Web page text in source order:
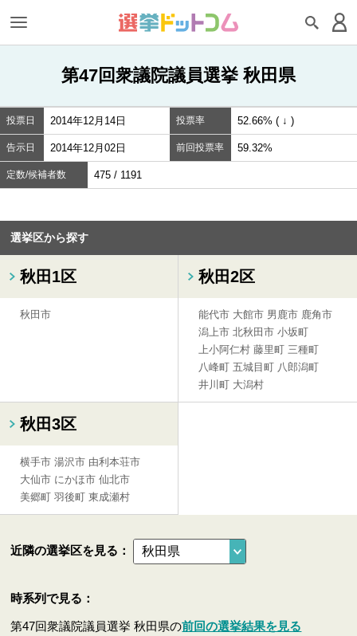
第47回衆議院議員選挙 秋田県
投票日 2014年12月14日 投票率 52.66% ( ↓ )
告示日 2014年12月02日 前回投票率 59.32%
定数/候補者数 475 / 1191
選挙区から探す
秋田1区
秋田市
秋田2区
能代市 大館市 男鹿市 鹿角市
潟上市 北秋田市 小坂町
上小阿仁村 藤里町 三種町
八峰町 五城目町 八郎潟町
井川町 大潟村
秋田3区
横手市 湯沢市 由利本荘市
大仙市 にかほ市 仙北市
美郷町 羽後町 東成瀬村
近隣の選挙区を見る：
時系列で見る：
第47回衆議院議員選挙 秋田県の前回の選挙結果を見る